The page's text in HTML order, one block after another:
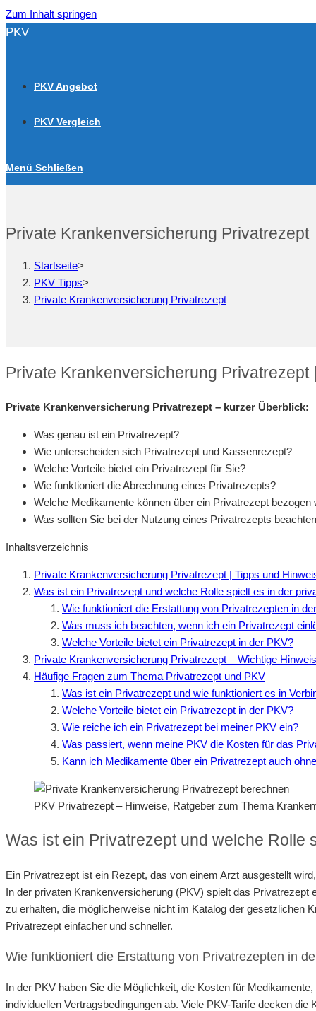
Zum Inhalt springen
PKV
PKV Angebot
PKV Vergleich
Menü Schließen
Private Krankenversicherung Privatrezept
Startseite>
PKV Tipps>
Private Krankenversicherung Privatrezept
Private Krankenversicherung
Private Krankenversicherung Privatrezept – kurzer Überblick:
Was genau ist ein Privatrezept?
Wie unterscheiden sich Privatrezept und Kassenrezept?
Welche Vorteile bietet ein Privatrezept für Sie?
Wie funktioniert die Abrechnung eines Privatrezepts?
Welche Medikamente können über ein Privatrezept bezogen
Was sollten Sie bei der Nutzung eines Privatrezepts
Inhaltsverzeichnis
Private Krankenversicherung Privatrezept | Tipps und
Was ist ein Privatrezept und welche Rolle spielt es in der
Wie funktioniert die Erstattung von Privatrezepten in
Was muss ich beachten, wenn ich ein Privatrezept
Welche Vorteile bietet ein Privatrezept in der PKV?
Private Krankenversicherung Privatrezept – Wichtige
Häufige Fragen zum Thema Privatrezept und PKV
Was ist ein Privatrezept und wie funktioniert es in
Welche Vorteile bietet ein Privatrezept in der PKV?
Wie reiche ich ein Privatrezept bei meiner PKV ein?
Was passiert, wenn meine PKV die Kosten für das
Kann ich Medikamente über ein Privatrezept auch
PKV Privatrezept – Hinweise, Ratgeber zum Thema
Was ist ein Privatrezept und welche
Ein Privatrezept ist ein Rezept, das von einem Arzt ausgestellt
In der privaten Krankenversicherung (PKV) spielt das
zu erhalten, die möglicherweise nicht im Katalog der gesetzlichen
Privatrezept einfacher und schneller.
Wie funktioniert die Erstattung von Privatrezepten in
In der PKV haben Sie die Möglichkeit, die Kosten für
individuellen Vertragsbedingungen ab. Viele PKV-Tarife decken